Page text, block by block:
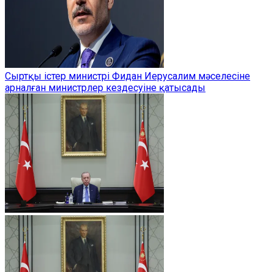
Сыртқы істер министрі Фидан Иерусалим мәселесіне
арналған министрлер кездесуіне қатысады